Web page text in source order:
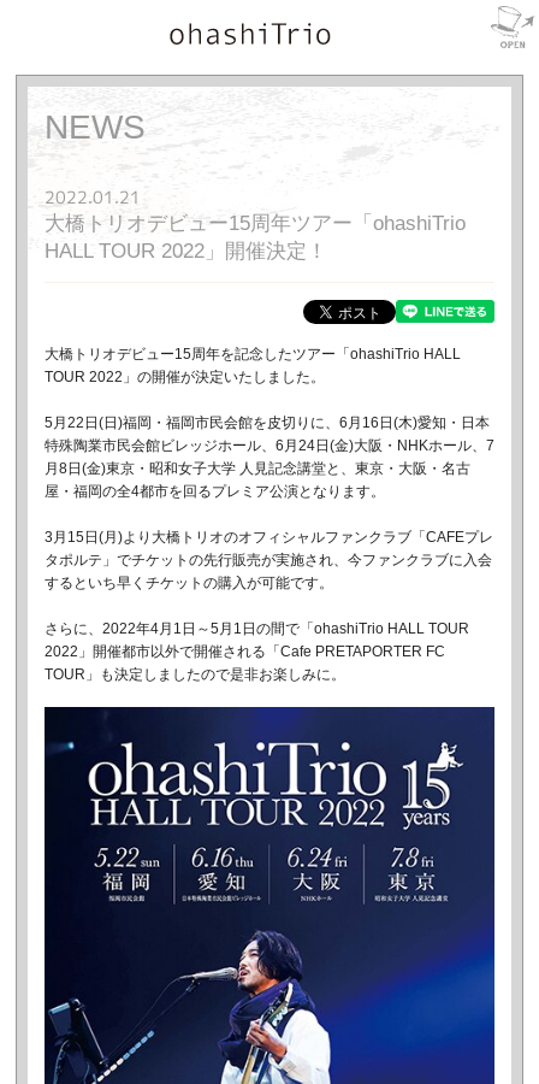
NEWS
2022.01.21
大橋トリオデビュー15周年ツアー「ohashiTrio
HALL TOUR 2022」開催決定！
大橋トリオデビュー15周年を記念したツアー「ohashiTrio HALL
TOUR 2022」の開催が決定いたしました。
5月22日(日)福岡・福岡市民会館を皮切りに、6月16日(木)愛知・日本
特殊陶業市民会館ビレッジホール、6月24日(金)大阪・NHKホール、7
月8日(金)東京・昭和女子大学 人見記念講堂と、東京・大阪・名古
屋・福岡の全4都市を回るプレミア公演となります。
3月15日(月)より大橋トリオのオフィシャルファンクラブ「CAFEプレ
タポルテ」でチケットの先行販売が実施され、今ファンクラブに入会
するといち早くチケットの購入が可能です。
さらに、2022年4月1日～5月1日の間で「ohashiTrio HALL TOUR
2022」開催都市以外で開催される「Cafe PRETAPORTER FC
TOUR」も決定しましたので是非お楽しみに。